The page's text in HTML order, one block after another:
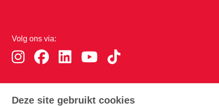
Deze site gebruikt cookies
Volg ons via:
Download de RTHA app: